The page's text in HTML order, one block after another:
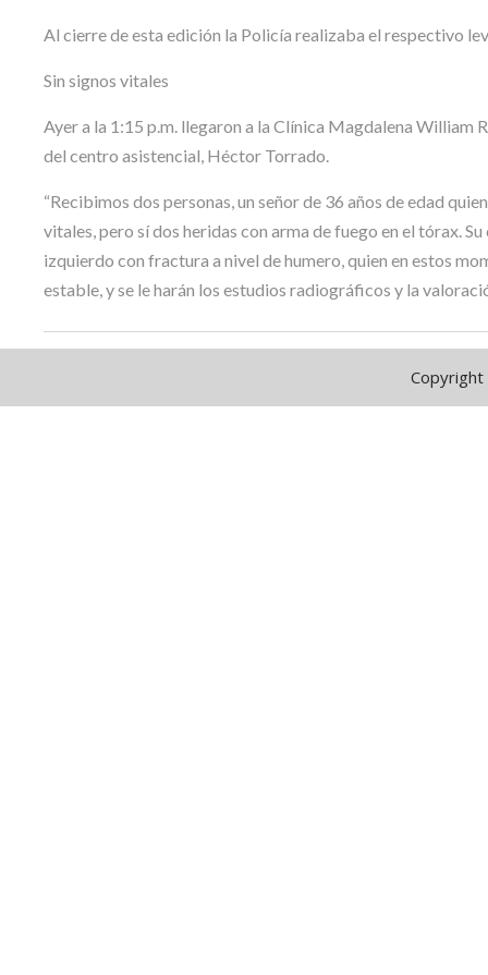
Al cierre de esta edición la Policía realizaba el respectivo
Sin signos vitales
Ayer a la 1:15 p.m. llegaron a la Clínica Magdalena
del centro asistencial, Héctor Torrado.
“Recibimos dos personas, un señor de 36 años de edad
vitales, pero sí dos heridas con arma de fuego en el tórax.
izquierdo con fractura a nivel de humero, quien en estos
estable, y se le harán los estudios radiográficos y la
Copyright